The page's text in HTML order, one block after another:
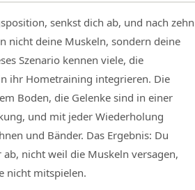
senkst dich ab, und nach zehn
nicht deine Muskeln, sondern deine
Szenario kennen viele, die
ihr Hometraining integrieren. Die
Boden, die Gelenke sind in einer
und mit jeder Wiederholung
und Bänder. Das Ergebnis: Du
nicht weil die Muskeln versagen,
nicht mitspielen.